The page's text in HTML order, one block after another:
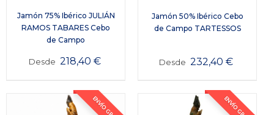
Jamón 75% Ibérico JULIÁN
RAMOS TABARES Cebo
de Campo
Desde 218,40 €
Jamón 50% Ibérico Cebo
de Campo TARTESSOS
Desde 232,40€